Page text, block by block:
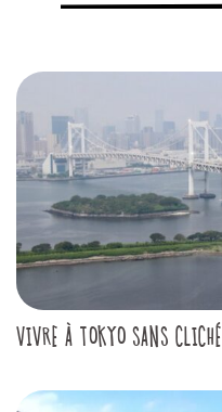
VIVRE À TOKYO SANS CLICHÉ